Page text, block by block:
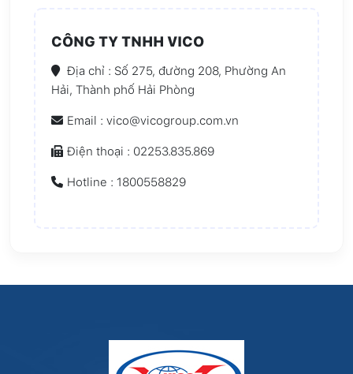
CÔNG TY TNHH VICO
Địa chỉ : Số 275, đường 208, Phường An
Hải, Thành phố Hải Phòng
Email : vico@vicogroup.com.vn
Điện thoại : 02253.835.869
Hotline : 1800558829